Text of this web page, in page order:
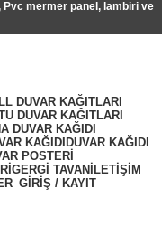
Pvc mermer panel, lambiri ve
3 taksit fırsatı!
DUVAR KAĞITLARI
DUVAR KAĞITLARI
DUVAR KAĞIDI
KAĞIDI DUVAR KAĞIDI
POSTERI
GERGI TAVAN İLETIŞIM
GİRİŞ / KAYIT